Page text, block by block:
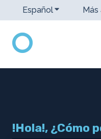
Español Más
!Hola!, ¿Cómo